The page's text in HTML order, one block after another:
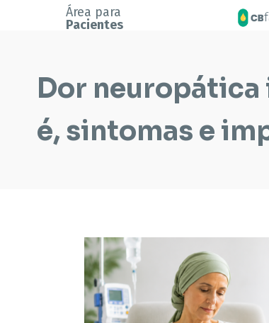
Área para
Pacientes
Dor neuropática
é, sintomas e